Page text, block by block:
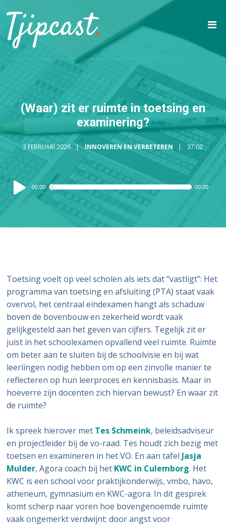
(Waar) zit er ruimte in toetsing en
examinering?
3 FEBRUARI 2026 INNOVEREN EN VERBETEREN 37:02
Audiospeler
00:00 00:00
Toetsing voelt op veel scholen als iets dat “vastligt”: Het
programma van toetsing en afsluiting (PTA) staat vaak
overvol, het centraal eindexamen hangt als schaduw
boven de bovenbouw en zekerheid wordt vaak
gelijkgesteld aan het geven van cijfers. Tegelijk zit er
juist in het schoolexamen opvallend veel ruimte. Ruimte
om beter aan te sluiten bij de schoolvisie en bij wat
leerlingen nodig hebben om op een zinvolle manier te
reflecteren op hun leerproces en kennisbasis. Maar in
hoeverre zijn docenten zich hiervan bewust? En waar zit
de ruimte?
Ik spreek hierover met Tes Schmeink, beleidsadviseur
en projectleider bij de vo-raad. Tes houdt zich bezig met
toetsen en examineren in het VO. En aan tafel Jasja
Mulder, Agora coach bij het KWC in Culemborg. Het
KWC is een school voor praktijkonderwijs, vmbo, havo,
atheneum, gymnasium en KWC-agora. In dit gesprek
komt scherp naar voren hoe bovengenoemde ruimte
vaak ongemerkt verdwijnt: door angst voor